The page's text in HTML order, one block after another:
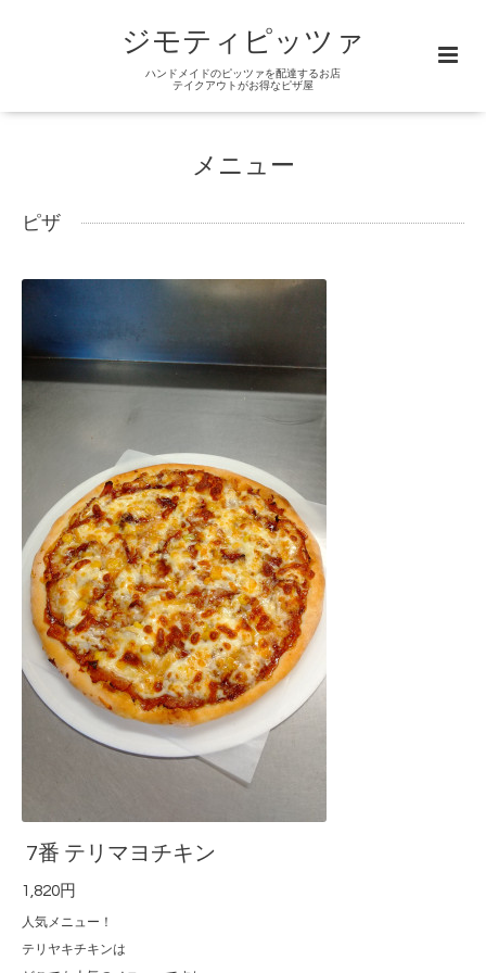
ジモティピッツァ
ハンドメイドのピッツァを配達するお店
テイクアウトがお得なピザ屋
メニュー
ピザ
7番 テリマヨチキン
1,820円
人気メニュー！
テリヤキチキンは